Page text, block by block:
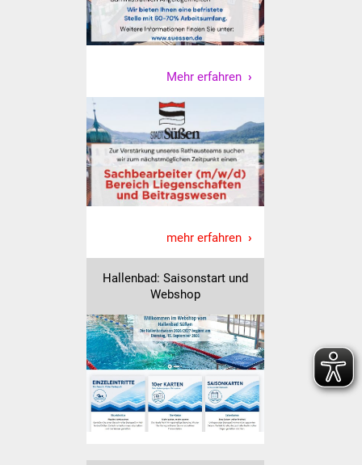
Bürgerbus (MOBS)
Kultur & Freizeit
Veranstaltungen
Stadtfest
Ostermarkt
Einrichtungen
Hallenbad
Stadtbücherei
Stadtarchiv
Zehntscheuer
Bürgerhaus
Mehr erfahren
mehr erfahren
Hallenbad: Saisonstart und
Webshop